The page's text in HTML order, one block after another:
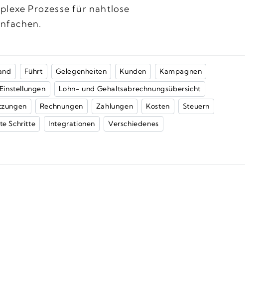
Prozesse für nahtlose
Führt Gelegenheiten Kunden
Kampagnen
Lohn- und Gehaltsabrechnungsübersicht
Rechnungen Zahlungen Kosten
Steuern
Schritte Integrationen Verschiedenes